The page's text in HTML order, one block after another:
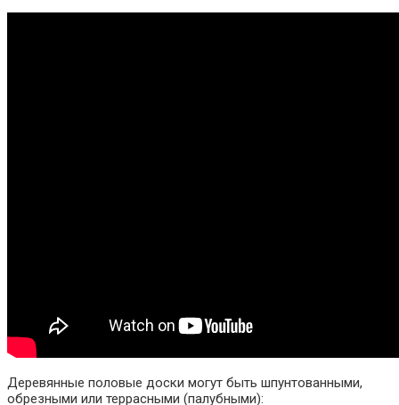
Деревянные половые доски могут быть шпунтованными,
обрезными или террасными (палубными):